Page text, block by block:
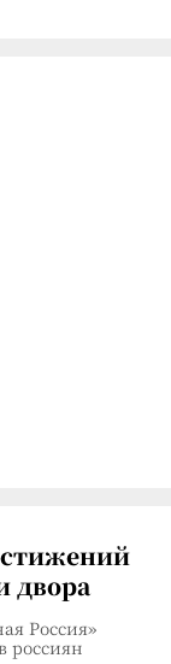
двора
Россия»
россиян